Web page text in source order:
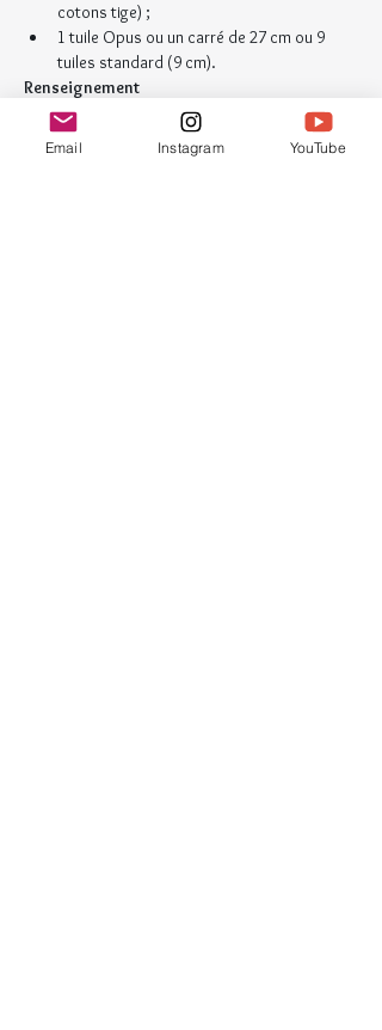
cotons tige) ;
1 tuile Opus ou un carré de 27 cm ou 9
tuiles standard (9 cm).
Renseignement
ludivine[@]croquinotes-gribouillage.com
Email Instagram YouTube